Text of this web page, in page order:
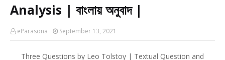
Analysis | বাংলায় অনুবাদ |
eParasona September 13, 2021
Three Questions by Leo Tolstoy | Textual Question and